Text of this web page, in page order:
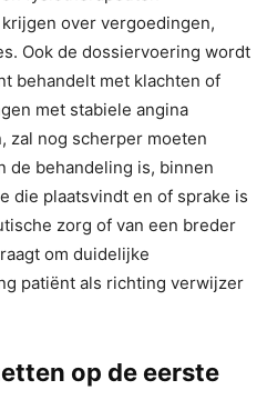
over vergoedingen,
Ook de dossiervoering wordt
behandelt met klachten of
met stabiele angina
zal nog scherper moeten
de behandeling is, binnen
die plaatsvindt en of sprake is
zorg of van een breder
om duidelijke
patiënt als richting verwijzer
op de eerste